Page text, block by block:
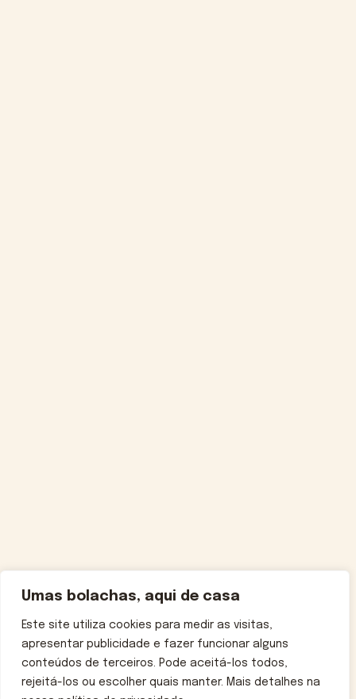
Umas bolachas, aqui de casa
Este site utiliza cookies para medir as visitas,
apresentar publicidade e fazer funcionar alguns
conteúdos de terceiros. Pode aceitá-los todos,
rejeitá-los ou escolher quais manter. Mais detalhes na